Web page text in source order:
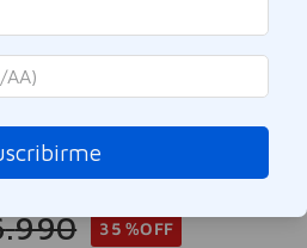
Sunkisser
Star
.990 35 %OFF